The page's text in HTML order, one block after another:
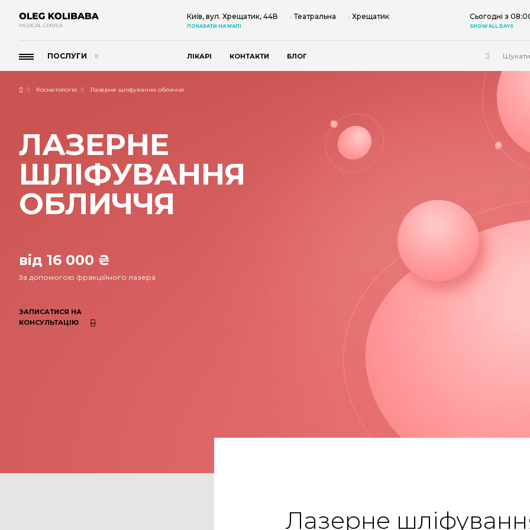
Київ, вул. Хрещатик, 44В
ПОКАЗАТИ НА МАПІ
Театральна Хрещатик Сьогодні з
SHOW ALL DAYS
ПОСЛУГИ ЛІКАРІ КОНТАКТИ БЛОГ
Косметологія Лазерне шліфування обличчя
ЛАЗЕРНЕ
ШЛІФУВАННЯ
ОБЛИЧЧЯ
від 16 000 ₴
За допомогою фракційного лазера
ЗАПИСАТИСЯ НА
КОНСУЛЬТАЦІЮ
Лазерне